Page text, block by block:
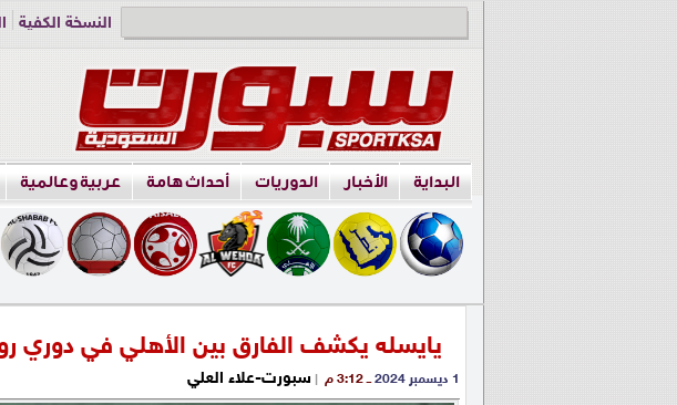
النسخة الكفية
البداية الأخبار الدوريات أحداث هامة عربية وعالمية
يايسله يكشف الفارق بين الأهلي في دوري
1 ديسمبر 2024 ــ 3:12 م | سبورت-علاء العلي